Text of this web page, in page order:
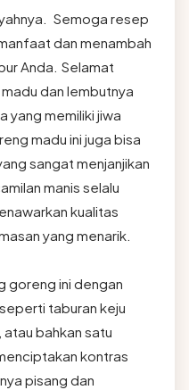
Semoga resep
dan menambah
Anda. Selamat
dan lembutnya
yang memiliki jiwa
madu ini juga bisa
sangat menjanjikan
manis selalu
kualitas
yang menarik.
goreng ini dengan
taburan keju
bahkan satu
kontras
pisang dan